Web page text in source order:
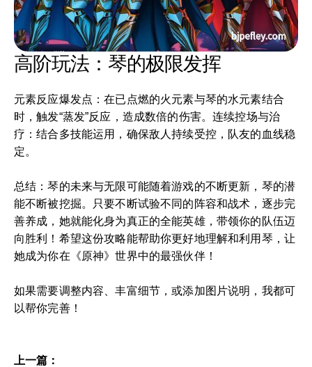
高阶玩法：琴的极限发挥
元素反应爆发点：在已点燃的火元素与琴的水元素结合
时，触发“蒸发”反应，造成数倍的伤害。连续控场与治
疗：结合多技能运用，确保敌人持续受控，队友的血线稳
定。
总结：琴的未来与无限可能随着游戏的不断更新，琴的潜
能不断被挖掘。只要不断试验不同的阵容和战术，逐步完
善养成，她就能化身为真正的全能英雄，带领你的队伍迈
向胜利！希望这份攻略能帮助你更好地理解和利用琴，让
她成为你在《原神》世界中的最强伙伴！
如果需要调整内容、丰富细节，或添加图片说明，我都可
以帮你完善！
上一篇：